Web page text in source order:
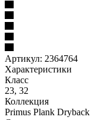
Артикул: 2364764
Характеристики
Класс
23, 32
Коллекция
Primus Plank Dryback